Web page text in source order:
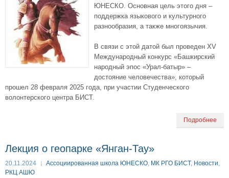
ЮНЕСКО. Основная цель этого дня –
поддержка языкового и культурного
разнообразия, а также многоязычия.
В связи с этой датой был проведен XV
Международный конкурс «Башкирский
народный эпос «Урал-батыр» –
достояние человечества», который
прошел 28 февраля 2025 года, при участии Студенческого
волонтерского центра БИСТ.
Подробнее
Лекция о геопарке «Янган-Тау»
20.11.2024 Ассоциированная школа ЮНЕСКО, МК РГО БИСТ, Новости,
РКЦ АШЮ